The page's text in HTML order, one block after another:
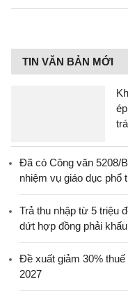
TIN VĂN BẢN MỚI
Đã có Công văn 5208/
nhiệm vụ giáo dục phổ
Trả thu nhập từ 5 triệu
dứt hợp đồng phải
Đề xuất giảm 30%
2027